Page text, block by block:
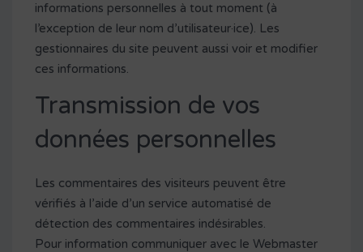
informations personnelles à tout moment (à
l’exception de leur nom d’utilisateur·ice). Les
gestionnaires du site peuvent aussi voir et modifier
ces informations.
Transmission de vos
données personnelles
Les commentaires des visiteurs peuvent être
vérifiés à l’aide d’un service automatisé de
détection des commentaires indésirables.
Pour information communiquer avec le Webmaster